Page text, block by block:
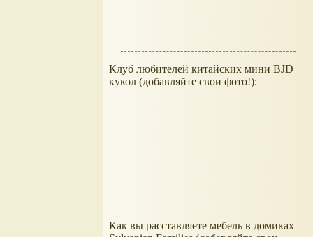
Клуб любителей китайских мини BJD
кукол (добавляйте свои фото!):
Как вы расставляете мебель в домиках